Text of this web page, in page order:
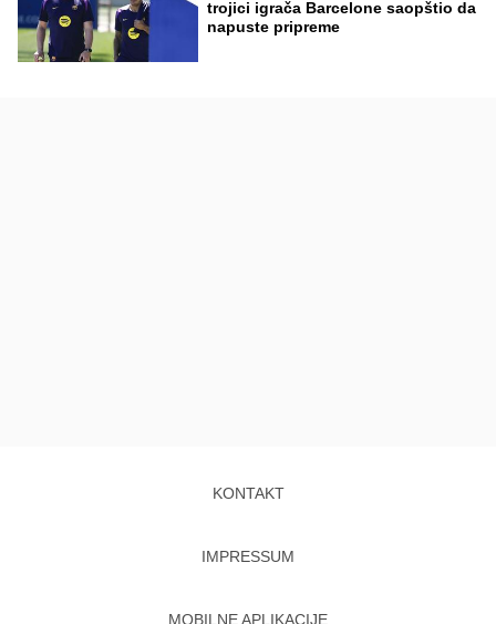
trojici igrača Barcelone saopštio da
napuste pripreme
KONTAKT
IMPRESSUM
MOBILNE APLIKACIJE